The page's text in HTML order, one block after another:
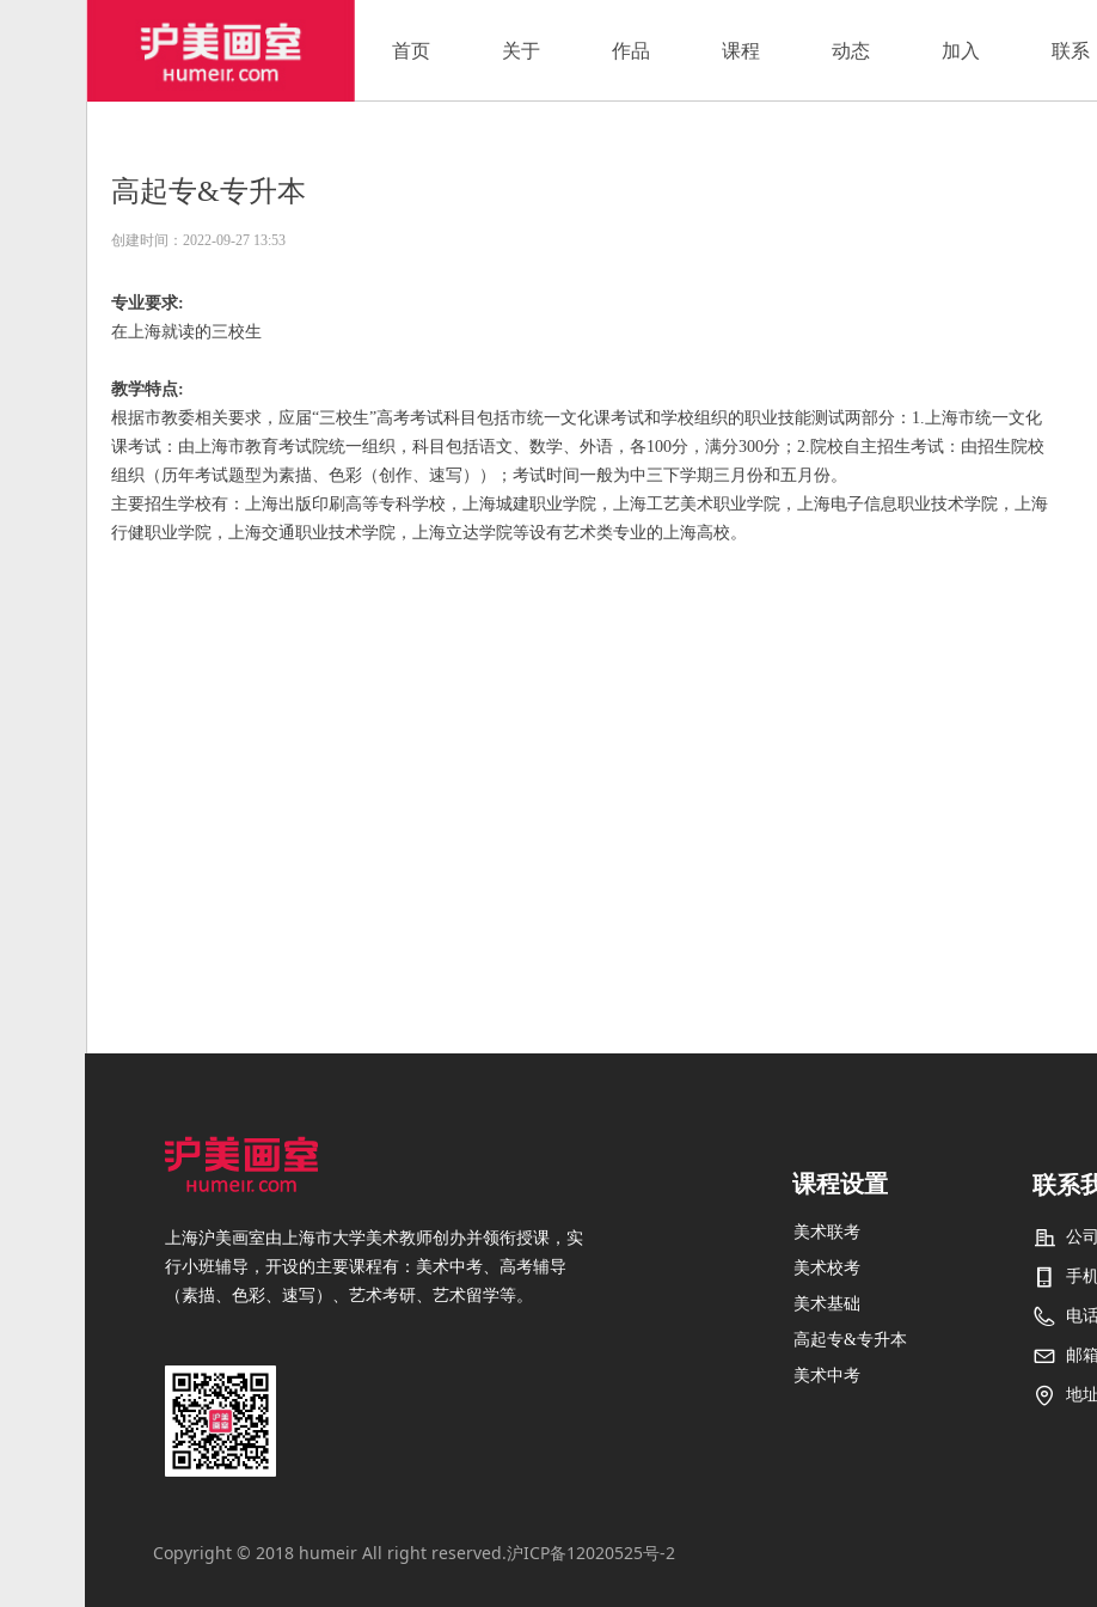
首页 关于 作品 课程 动态 加入 联系
高起专&专升本
创建时间： 2022-09-27 13:53
专业要求:
在上海就读的三校生
教学特点:
根据市教委相关要求，应届“三校生”高考考试科目包括市统一文化课考试和学校组织的职业技能测试两部分：1.上海市统一文化
课考试：由上海市教育考试院统一组织，科目包括语文、数学、外语，各100分，满分300分；2.院校自主招生考试：由招生院校
组织（历年考试题型为素描、色彩（创作、速写））；考试时间一般为中三下学期三月份和五月份。
主要招生学校有：上海出版印刷高等专科学校，上海城建职业学院，上海工艺美术职业学院，上海电子信息职业技术学院，上海
行健职业学院，上海交通职业技术学院，上海立达学院等设有艺术类专业的上海高校。
Copyright © 2018 humeir All right reserved.沪ICP备12020525号-2
课程设置
美术联考
美术校考
美术基础
高起专&专升本
美术中考
联系
公
手
电
邮
地
上海沪美画室由上海市大学美术教师创办并领衔授课，实
行小班辅导，开设的主要课程有：美术中考、高考辅导
（素描、色彩、速写）、艺术考研、艺术留学等。